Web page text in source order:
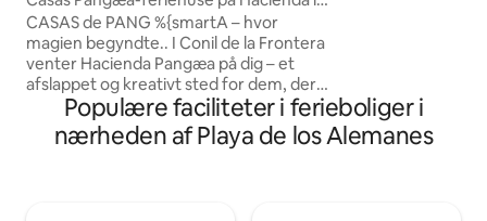
Conil
CASAS de PANG %{smartA – hvor
magien begyndte.. I Conil de la Frontera
venter Hacienda Pangæa på dig – et
afslappet og kreativt sted for dem, der
elsker fællesskab og en god atmosfære.
Alle er velkomne på vores familiegård (3
bygninger)! Slap af, surf, opdag – og nyd
Populære faciliteter i ferieboliger i
nærheden af Playa de los Alemanes